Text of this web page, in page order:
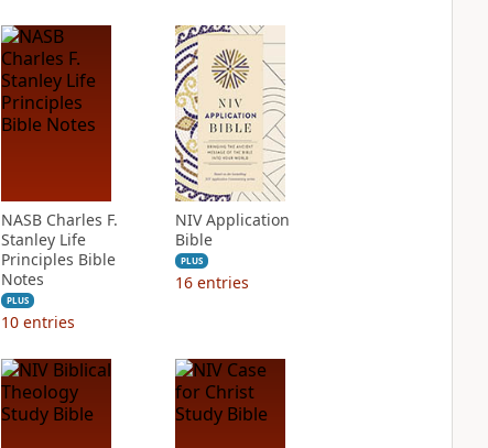
NASB Charles F.
Stanley Life
Principles Bible
Notes
PLUS
10 entries
NIV Application
Bible
PLUS
16 entries